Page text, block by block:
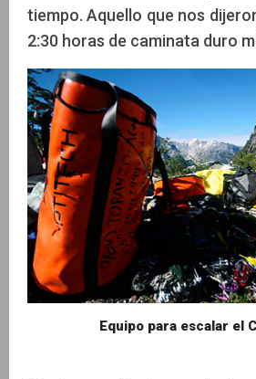
tiempo. Aquello que nos
2:30 horas de caminata duro
Equipo para escalar el